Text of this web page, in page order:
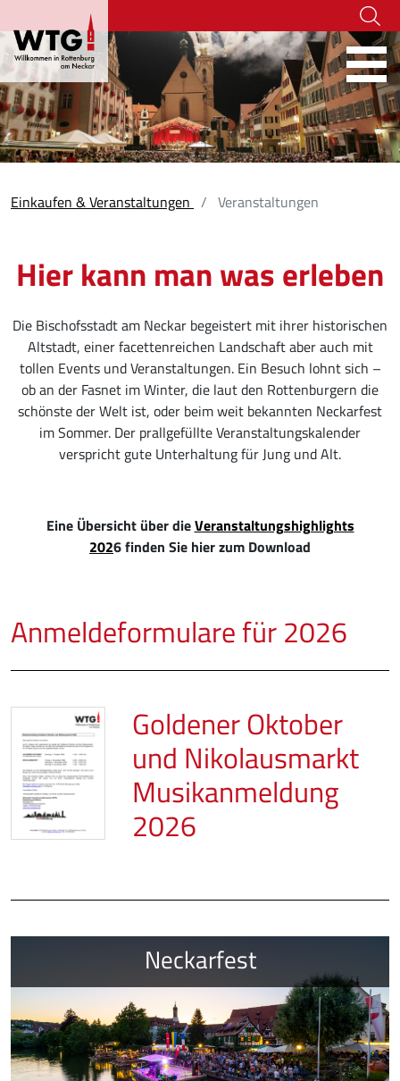
WebcamsSocial
Einkaufen & Veranstaltungen Veranstaltungen
Hier kann man was erleben
Die Bischofsstadt am Neckar begeistert mit ihrer historischen
Altstadt, einer facettenreichen Landschaft aber auch mit
tollen Events und Veranstaltungen. Ein Besuch lohnt sich –
ob an der Fasnet im Winter, die laut den Rottenburgern die
schönste der Welt ist, oder beim weit bekannten Neckarfest
im Sommer. Der prallgefüllte Veranstaltungskalender
verspricht gute Unterhaltung für Jung und Alt.
Eine Übersicht über dieVeranstaltungshighlights
2026 finden Sie hier zum Download
Anmeldeformulare für 2026
Goldener Oktober
und Nikolausmarkt
Musikanmeldung
2026
Neckarfest